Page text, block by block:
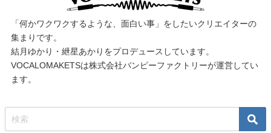
「何かワクワクするような、面白い事」をしたいクリエイターの
集まりです。
結月ゆかり・紲星あかりをプロデュースしています。
VOCALOMAKETSは株式会社バンピーファクトリーが運営してい
ます。